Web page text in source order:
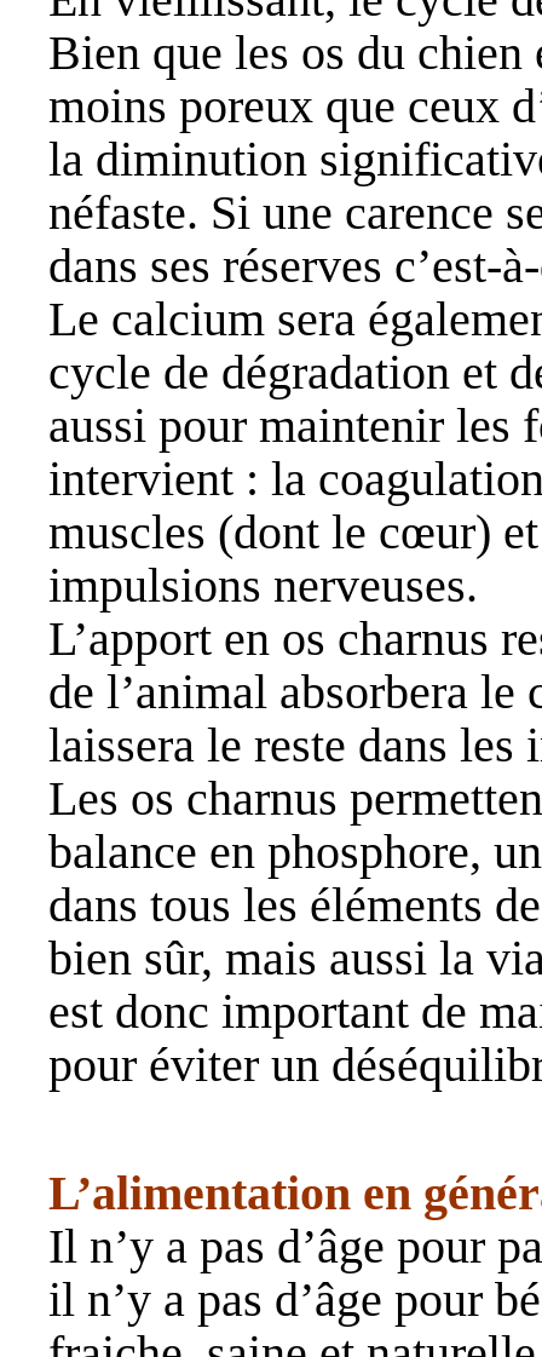
Bien que les os du chien
moins poreux que ceux
la diminution
néfaste. Si une carence
dans ses réserves c’est-
Le calcium sera
cycle de dégradation et
aussi pour maintenir les
intervient : la
muscles (dont le cœur)
impulsions nerveuses.
L’apport en os charnus
de l’animal absorbera
laissera le reste dans les
Les os charnus
balance en phosphore,
dans tous les éléments
bien sûr, mais aussi la
est donc important de
pour éviter un
L’alimentation en
Il n’y a pas d’âge pour
il n’y a pas d’âge pour